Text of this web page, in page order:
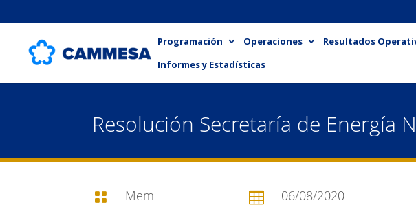
Programación Operaciones Resultados
Informes y Estadísticas
Resolución Secretaría de Energía
 Mem  06/08/2020